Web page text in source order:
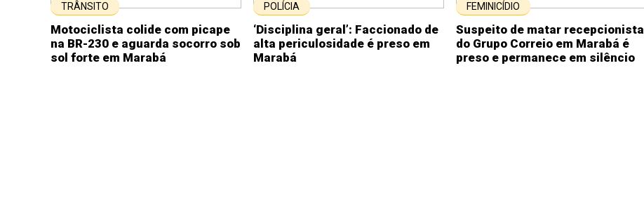
TRÂNSITO
Motociclista colide com picape
na BR-230 e aguarda socorro sob
sol forte em Marabá
POLÍCIA
‘Disciplina geral’: Faccionado de
alta periculosidade é preso em
Marabá
FEMINICÍDIO
Suspeito de matar recepcionista
do Grupo Correio em Marabá é
preso e permanece em silêncio